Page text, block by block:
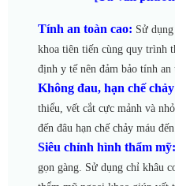
Tính an toàn cao: Sử
khoa tiên tiến cùng quy trình
định y tế nên đảm bảo tính an
Không đau, hạn chế
thiểu, vết cắt cực mảnh và
đến đâu hạn chế chảy máu đến
Siêu chỉnh hình thẩm mỹ:
gọn gàng. Sử dụng chỉ khâu